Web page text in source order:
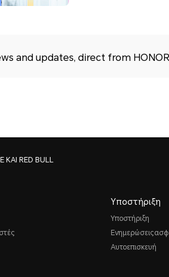
and updates, direct from
ΚΑΙ RED BULL
Υποστήριξη
Υποστήριξη
Αυτοεπισκευή